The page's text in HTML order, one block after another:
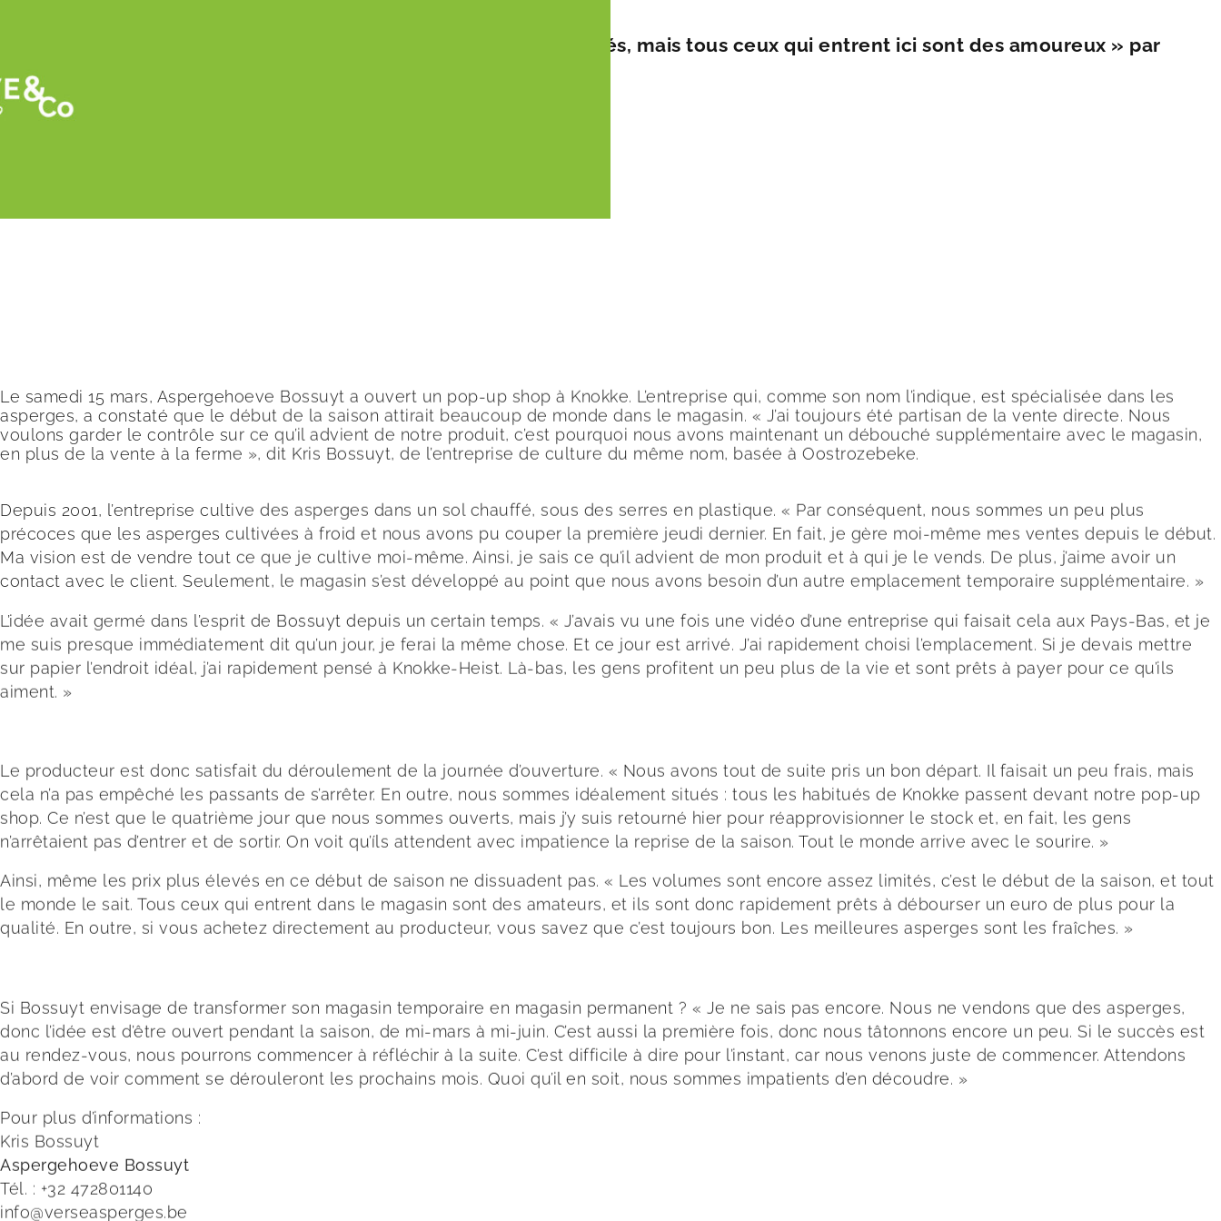
« Les prix des produits dont les asperges sont un peu plus élevés, mais tous ceux qui entrent ici sont des amoureux » par
Le samedi 15 mars, Aspergehoeve Bossuyt a ouvert un pop-up shop à Knokke. L’entreprise qui, comme son nom l’indique, est spécialisée dans les
asperges, a constaté que le début de la saison attirait beaucoup de monde dans le magasin. « J’ai toujours été partisan de la vente directe. Nous
voulons garder le contrôle sur ce qu’il advient de notre produit, c’est pourquoi nous avons maintenant un débouché supplémentaire avec le magasin,
en plus de la vente à la ferme », dit Kris Bossuyt, de l’entreprise de culture du même nom, basée à Oostrozebeke.
Depuis 2001, l’entreprise cultive des asperges dans un sol chauffé, sous des serres en plastique. « Par conséquent, nous sommes un peu plus
précoces que les asperges cultivées à froid et nous avons pu couper la première jeudi dernier. En fait, je gère moi-même mes ventes depuis le début.
Ma vision est de vendre tout ce que je cultive moi-même. Ainsi, je sais ce qu’il advient de mon produit et à qui je le vends. De plus, j’aime avoir un
contact avec le client. Seulement, le magasin s’est développé au point que nous avons besoin d’un autre emplacement temporaire supplémentaire. »
L’idée avait germé dans l’esprit de Bossuyt depuis un certain temps. « J’avais vu une fois une vidéo d’une entreprise qui faisait cela aux Pays-Bas, et je
me suis presque immédiatement dit qu’un jour, je ferai la même chose. Et ce jour est arrivé. J’ai rapidement choisi l’emplacement. Si je devais mettre
sur papier l’endroit idéal, j’ai rapidement pensé à Knokke-Heist. Là-bas, les gens profitent un peu plus de la vie et sont prêts à payer pour ce qu’ils
aiment. »
Le producteur est donc satisfait du déroulement de la journée d’ouverture. « Nous avons tout de suite pris un bon départ. Il faisait un peu frais, mais
cela n’a pas empêché les passants de s’arrêter. En outre, nous sommes idéalement situés : tous les habitués de Knokke passent devant notre pop-up
shop. Ce n’est que le quatrième jour que nous sommes ouverts, mais j’y suis retourné hier pour réapprovisionner le stock et, en fait, les gens
n’arrêtaient pas d’entrer et de sortir. On voit qu’íls attendent avec impatience la reprise de la saison. Tout le monde arrive avec le sourire. »
Ainsi, même les prix plus élevés en ce début de saison ne dissuadent pas. « Les volumes sont encore assez limités, c’est le début de la saison, et tout
le monde le sait. Tous ceux qui entrent dans le magasin sont des amateurs, et ils sont donc rapidement prêts à débourser un euro de plus pour la
qualité. En outre, si vous achetez directement au producteur, vous savez que c’est toujours bon. Les meilleures asperges sont les fraîches. »
Si Bossuyt envisage de transformer son magasin temporaire en magasin permanent ? « Je ne sais pas encore. Nous ne vendons que des asperges,
donc l’idée est d’être ouvert pendant la saison, de mi-mars à mi-juin. C’est aussi la première fois, donc nous tâtonnons encore un peu. Si le succès est
au rendez-vous, nous pourrons commencer à réfléchir à la suite. C’est difficile à dire pour l’instant, car nous venons juste de commencer. Attendons
d’abord de voir comment se dérouleront les prochains mois. Quoi qu’il en soit, nous sommes impatients d’en découdre. »
Pour plus d’informations :
Kris Bossuyt
Aspergehoeve Bossuyt
Tél. : +32 472801140
info@verseasperges.be